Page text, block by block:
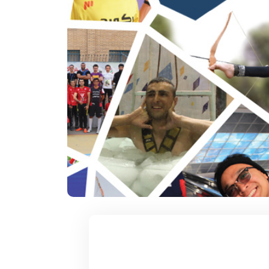
در یک
۱۲ آذر ۱۴۰۴
سریعترین زمان 1000 متر روپایی زدن با